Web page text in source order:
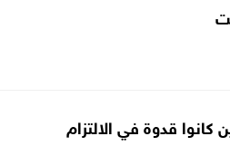
قدوة في الالتزام